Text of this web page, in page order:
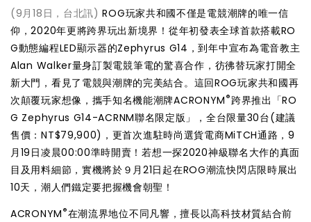
(9月18日，台北訊)ROG玩家共和國不僅是電競潮牌的唯一信
仰，2020年更將跨界玩出新境界！從年初發表全球首款搭載RO
G動態編程LED顯示器的Zephyrus G14，到年中宣布為電音教主
Alan Walker量身訂製電競筆電的驚喜合作，彷彿替玩家打開全
新大門，看見了電競與潮牌的完美結合。這回ROG玩家共和國再
次顛覆玩家想像，攜手知名機能潮牌ACRONYM ®跨界推出「RO
G Zephyrus G14-ACRNM聯名限定版」，全台限量30台(建議
售價：NT$79,900)，更首次進駐時尚選貨電商MiTCH通路，9
月19日凌晨00:00準時開賣！若想一探2020神級聯名大作的真面
目及用料細節，實機將於９月21日起在ROG潮流快閃店限時展出
10天，潮人們鐵定要把握機會朝聖！
ACRONYM ®在潮流界地位不同凡響，擅長以高科技材質結合前